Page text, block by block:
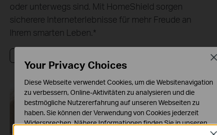
oder unterwegs sind. Mit HomeShield sorgen
sicherere Interneterlebnisse für mehr Freude an
Ihrem smarten Leben.*
Your Privacy Choices
Diese Webseite verwendet Cookies, um die Websitenavigation
zu verbessern, Online-Aktivitäten zu analysieren und die
bestmögliche Nutzererfahrung auf unseren Webseiten zu
haben. Sie können der Verwendung von Cookies jederzeit
Widersprechen. Nähere Informationen finden Sie in unseren